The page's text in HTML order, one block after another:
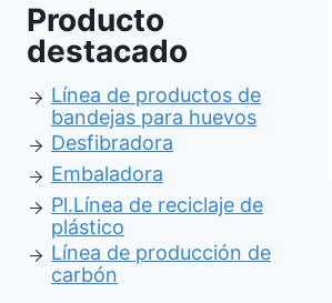
Producto
destacado
Línea de productos de
bandejas para huevos
Desfibradora
Embaladora
Pl.Línea de reciclaje de
plástico
Línea de producción de
carbón